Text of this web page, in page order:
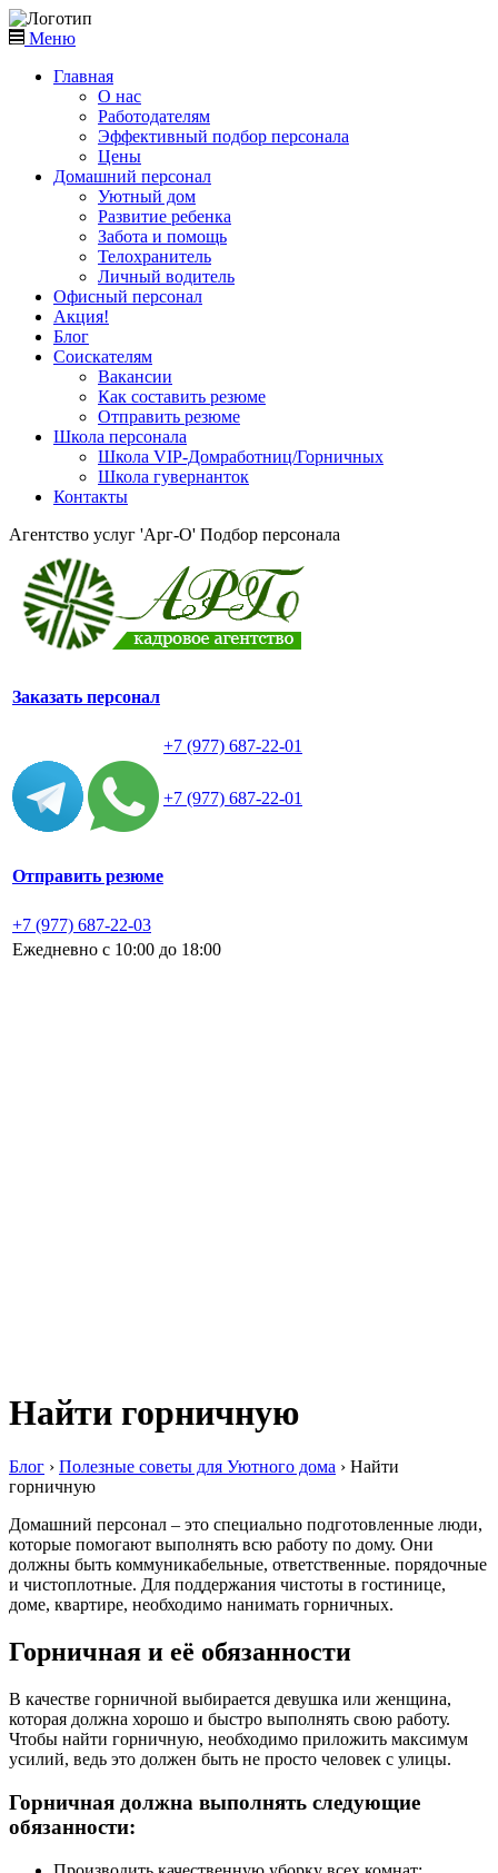
Меню
Главная
О нас
Работодателям
Эффективный подбор персонала
Цены
Домашний персонал
Уютный дом
Развитие ребенка
Забота и помощь
Телохранитель
Личный водитель
Офисный персонал
Акция!
Блог
Соискателям
Вакансии
Как составить резюме
Отправить резюме
Школа персонала
Школа VIP-Домработниц/Горничных
Школа гувернанток
Контакты
Агентство услуг 'Арг-О' Подбор персонала
Заказать персонал
+7 (977) 687-22-01
+7 (977) 687-22-01
Отправить резюме
+7 (977) 687-22-03
Ежедневно с 10:00 до 18:00
Найти горничную
Блог › Полезные советы для Уютного дома › Найти
горничную
Домашний персонал – это специально подготовленные люди,
которые помогают выполнять всю работу по дому. Они
должны быть коммуникабельные, ответственные. порядочные
и чистоплотные. Для поддержания чистоты в гостинице,
доме, квартире, необходимо нанимать горничных.
Горничная и её обязанности
В качестве горничной выбирается девушка или женщина,
которая должна хорошо и быстро выполнять свою работу.
Чтобы найти горничную, необходимо приложить максимум
усилий, ведь это должен быть не просто человек с улицы.
Горничная должна выполнять следующие
обязанности: